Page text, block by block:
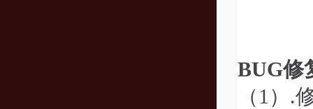
BUG修
（1） .